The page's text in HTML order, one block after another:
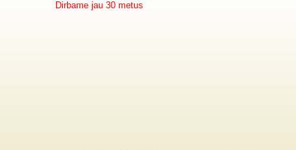
Dirbame jau 30 metus